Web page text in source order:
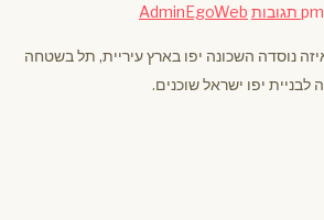
AdminEgoWeb
נוסדה השכונה יפו בארץ עיריית, תל בשטחה
יפו ישראל שוכנים.